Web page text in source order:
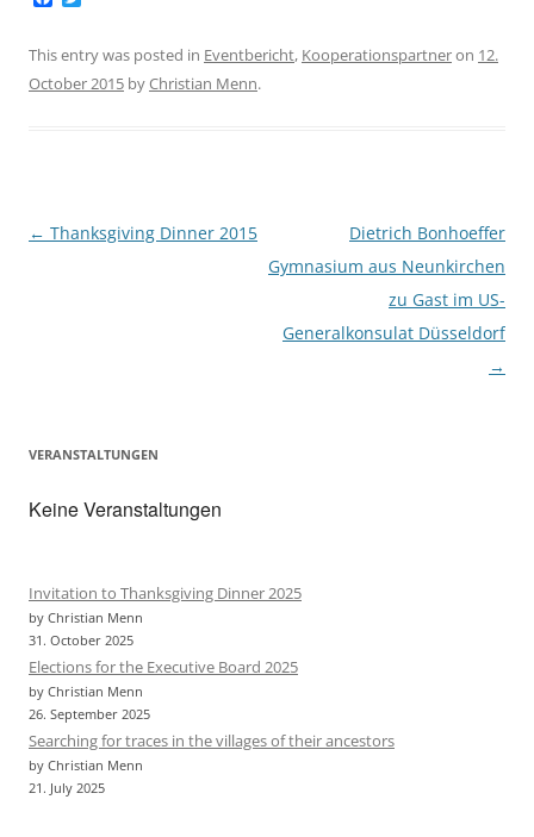
e
o
t
e
This entry was posted in Eventbericht, Kooperationspartneron 12.
October 2015 byChristian Menn.
Post
← Thanksgiving Dinner 2015
Dietrich Bonhoeffer
Gymnasium aus Neunkirchen
zu Gast im US-
Generalkonsulat Düsseldorf
→
VERANSTALTUNGEN
Keine Veranstaltungen
Invitation to Thanksgiving Dinner 2025
by Christian Menn
31. October 2025
Elections for the Executive Board 2025
by Christian Menn
26. September 2025
Searching for traces in the villages of their ancestors
by Christian Menn
21. July 2025